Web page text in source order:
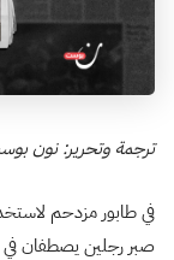
ترجمة وتحرير: نون
في طابور مزدحم
صبر رجلين يصطفان في